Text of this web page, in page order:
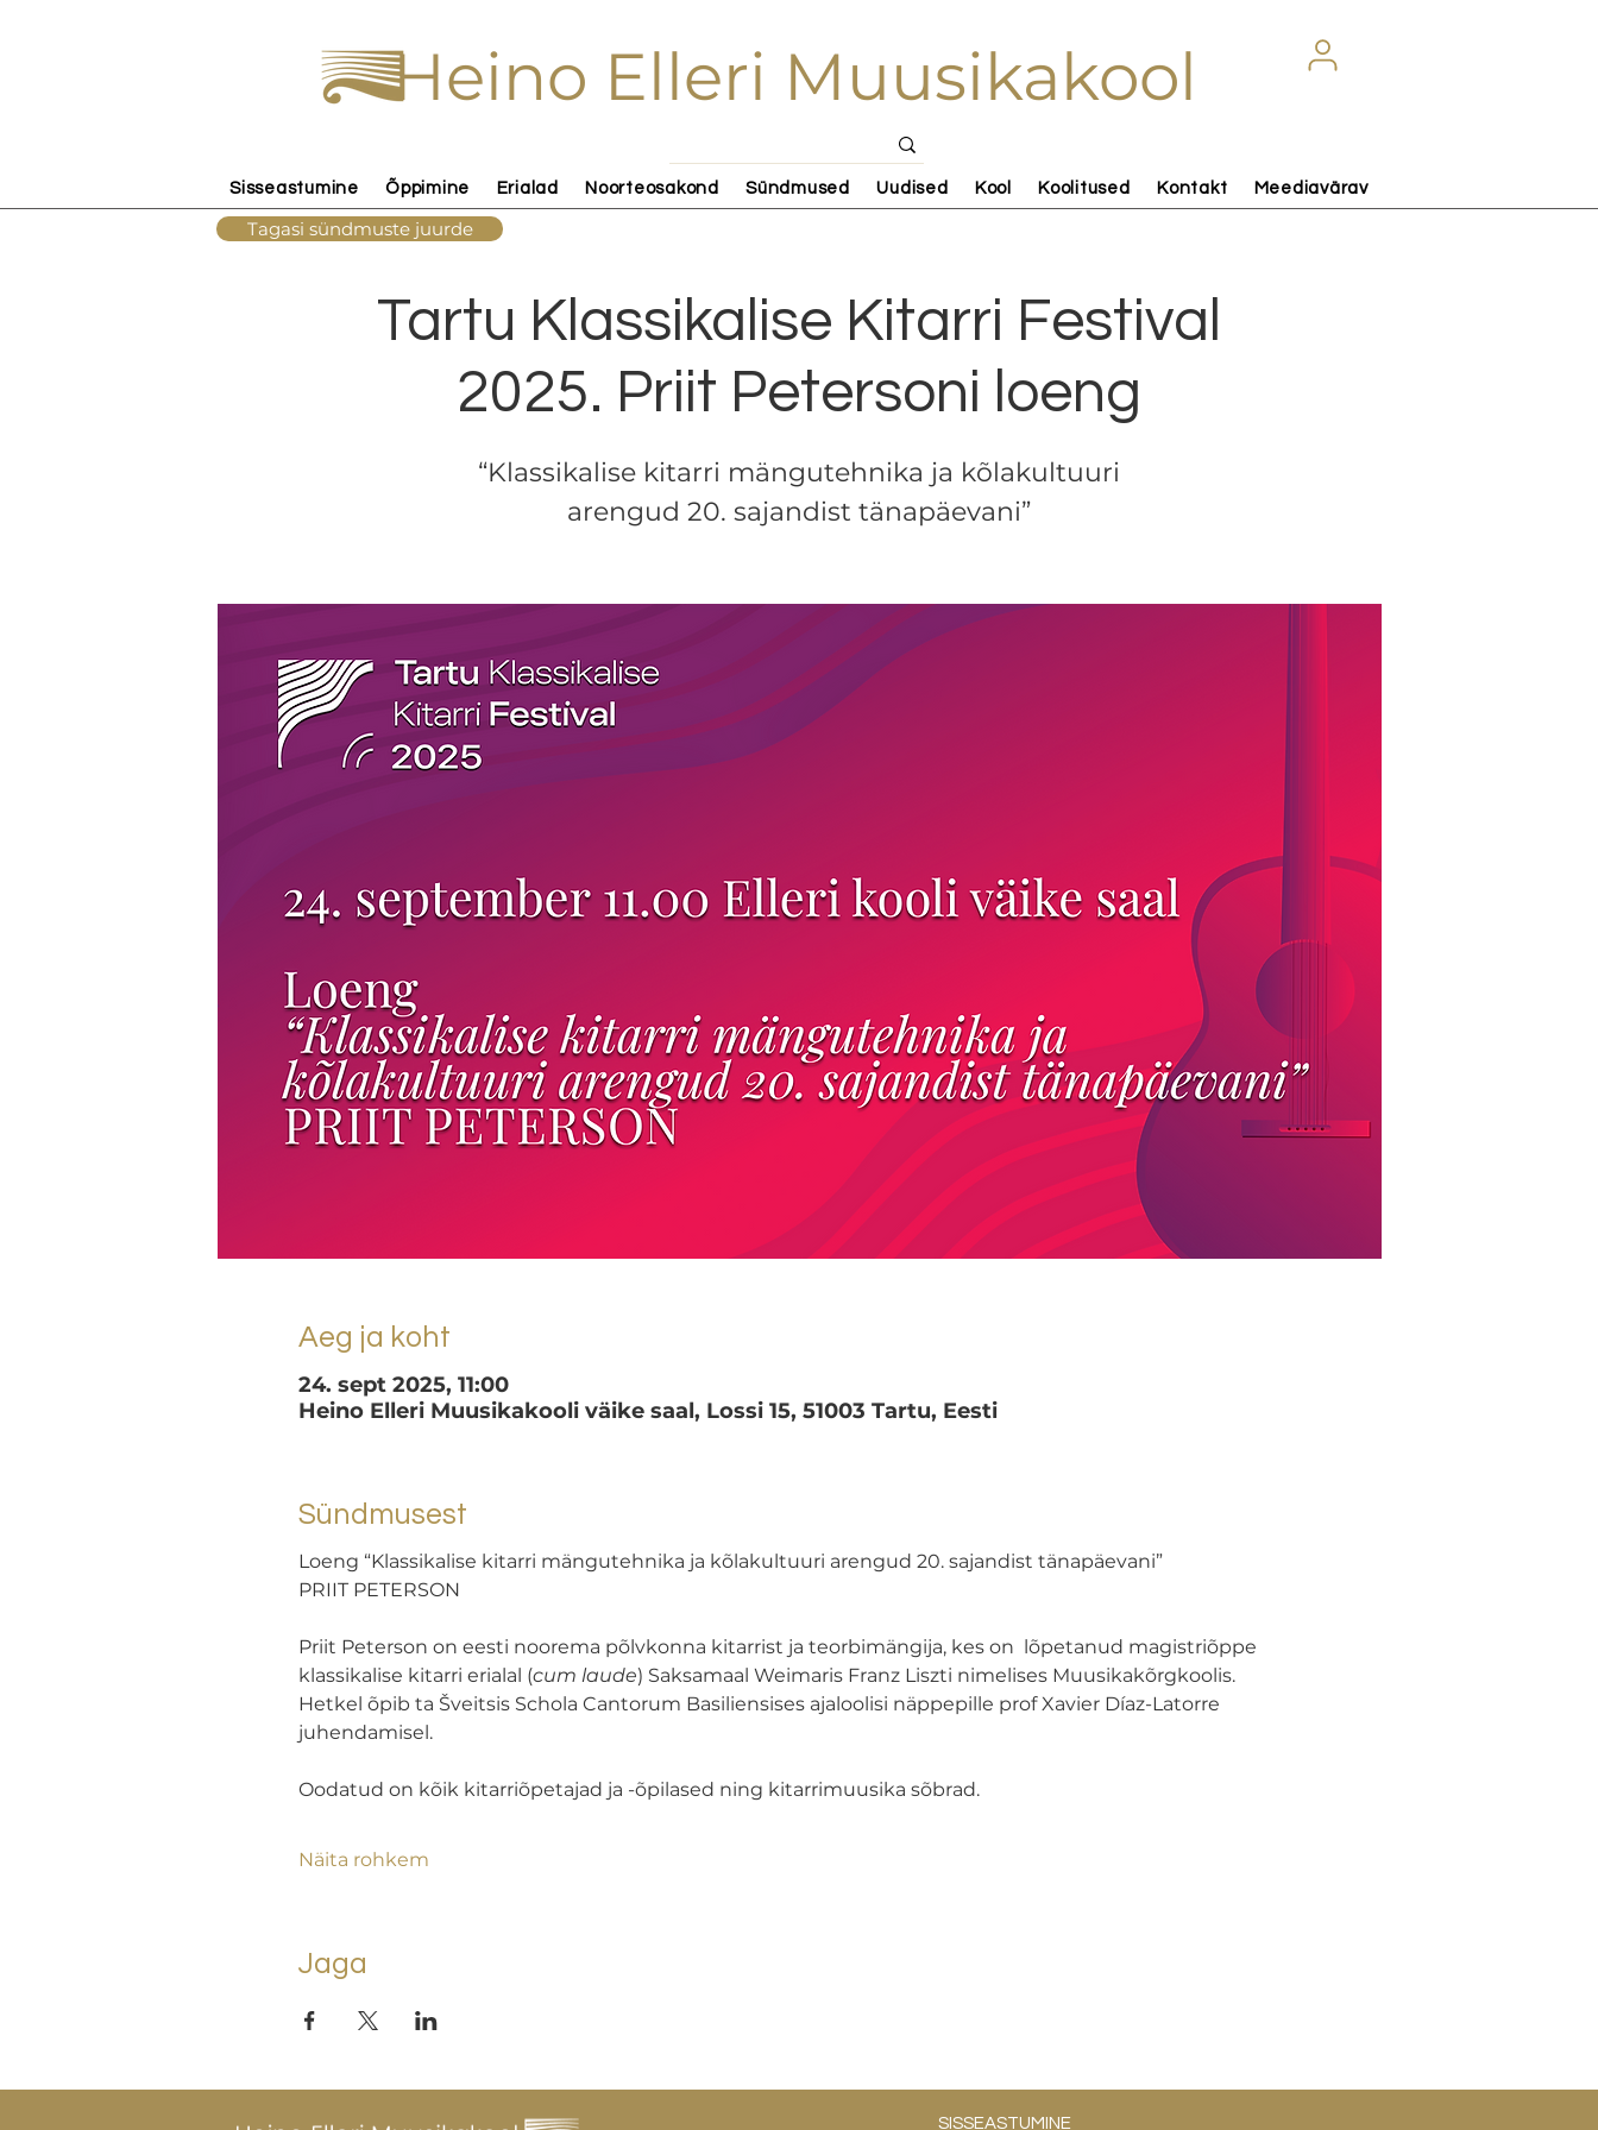
Heino Elleri Muusikakool
Sisseastumine Õppimine Erialad Noorteosakond Sündmused Uudised Kool Koolitused Kontakt Meediavärav
Tartu Klassikalise Kitarri Festival
2025. Priit Petersoni loeng
“Klassikalise kitarri mängutehnika ja kõlakultuuri
arengud 20. sajandist tänapäevani”
Aeg ja koht
24. sept 2025, 11:00
Heino Elleri Muusikakooli väike saal, Lossi 15, 51003 Tartu, Eesti
Sündmusest
Loeng “Klassikalise kitarri mängutehnika ja kõlakultuuri arengud 20. sajandist tänapäevani”
PRIIT PETERSON
Priit Peterson on eesti noorema põlvkonna kitarrist ja teorbimängija, kes on  lõpetanud magistriõppe
klassikalise kitarri erialal (cum laude) Saksamaal Weimaris Franz Liszti nimelises Muusikakõrgkoolis.
Hetkel õpib ta Šveitsis Schola Cantorum Basiliensises ajaloolisi näppepille prof Xavier Díaz-Latorre
juhendamisel.
Oodatud on kõik kitarriõpetajad ja -õpilased ning kitarrimuusika sõbrad.
Näita rohkem
Jaga
Tagasi sündmuste juurde
SISSEASTUMINE